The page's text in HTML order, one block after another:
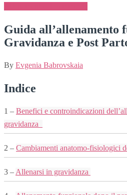
Guida all’allenamento
Gravidanza e Post
By Evgenia Babrovskaia
Indice
1 – Benefici e controindicazioni
gravidanza
2 – Cambiamenti anatomo-fisiologici
3 – Allenarsi in gravidanza